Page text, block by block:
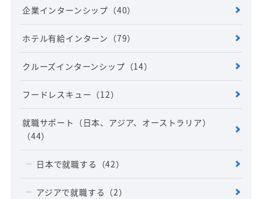
企業インターンシップ （40）
ホテル有給インターン （79）
クルーズインターンシップ （14）
フードレスキュー （12）
就職サポート（日本、アジア、オーストラリア）
（44）
日本で就職する （42）
アジアで就職する （2）